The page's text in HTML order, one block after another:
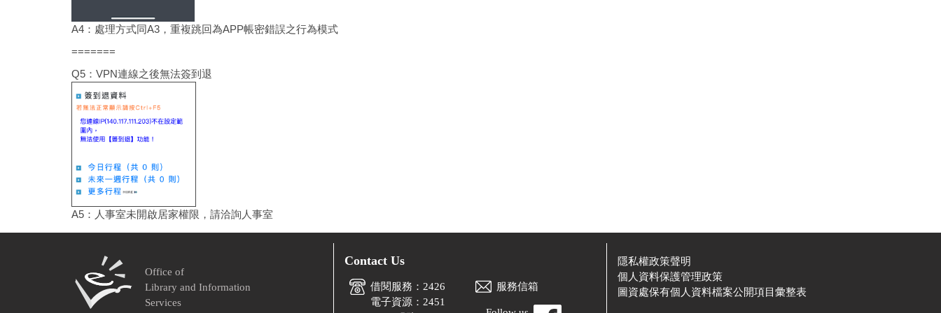
A4：處理方式同A3，重複跳回為APP帳密錯誤之行為模式
=======
Q5：VPN連線之後無法簽到退
A5：人事室未開啟居家權限，請洽詢人事室
Office of
Library and Information
Services
Contact Us
借閱服務：2426
電子資源：2451
服務信箱
隱私權政策聲明
個人資料保護管理政策
圖資處保有個人資料檔案公開項目彙整表